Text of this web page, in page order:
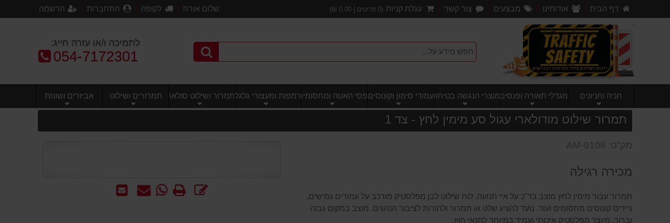
דף הבית אודותינו מבצעים צור קשר עגלת קניות (
0 פריטים | 0.00
₪) שלום אורח לקופה התחברות הרשמה
לתמיכה ו/או עזרה חייג:
טלפון:
054-7172301
חניה וחניונים מגדלי תאורה ופנסיםמוצרי הנגשה בטיחותיעמודי סימון וקונוסיםפסי האטה ומחסומיםרמפות ומעצורי גלגלתמרור ושילוט סולארי תמרורים ושילוט אביזרים ושונות
תמרור שילוט מודולארי עגול סע מימין לחץ - צד 1
שלח
שאל WhatsApp
הדפס
מק"ט: AM-9108
מכירה רגילה
תמרור עבור מימין לחץ מוצב בד"כ על איי תנועה. לוח שילוט לבן מפלסטיק מורכב על עמודים גמישים,
ניידים קונוסים מחסומים ועוד. נועד להציג שלט או תמרור ולהורות לציבור הנהגים. מוצב במקום גבוה
וברור, מיוצר מפלסטיק איכותי ועמיד במיוחד לתנאי חוץ.